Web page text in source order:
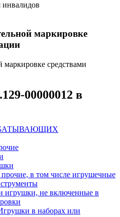
маркировке
маркировке средствами
00000012 в
в том числе игрушечные
игрушки, не включенные в
в наборах или